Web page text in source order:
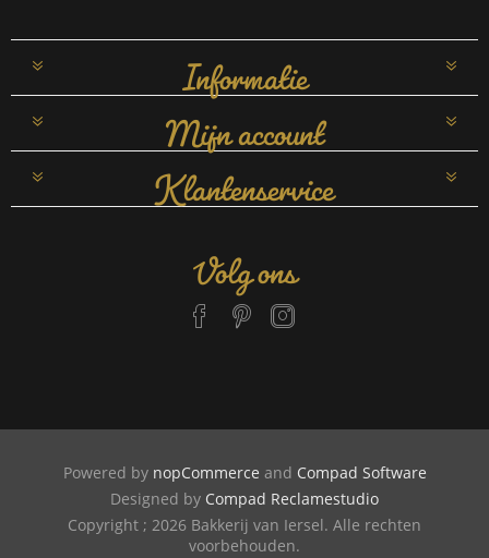
Informatie
Mijn account
Klantenservice
Volg ons
Powered by nopCommerce and Compad Software
Designed by Compad Reclamestudio
Copyright ; 2026 Bakkerij van Iersel. Alle rechten
voorbehouden.